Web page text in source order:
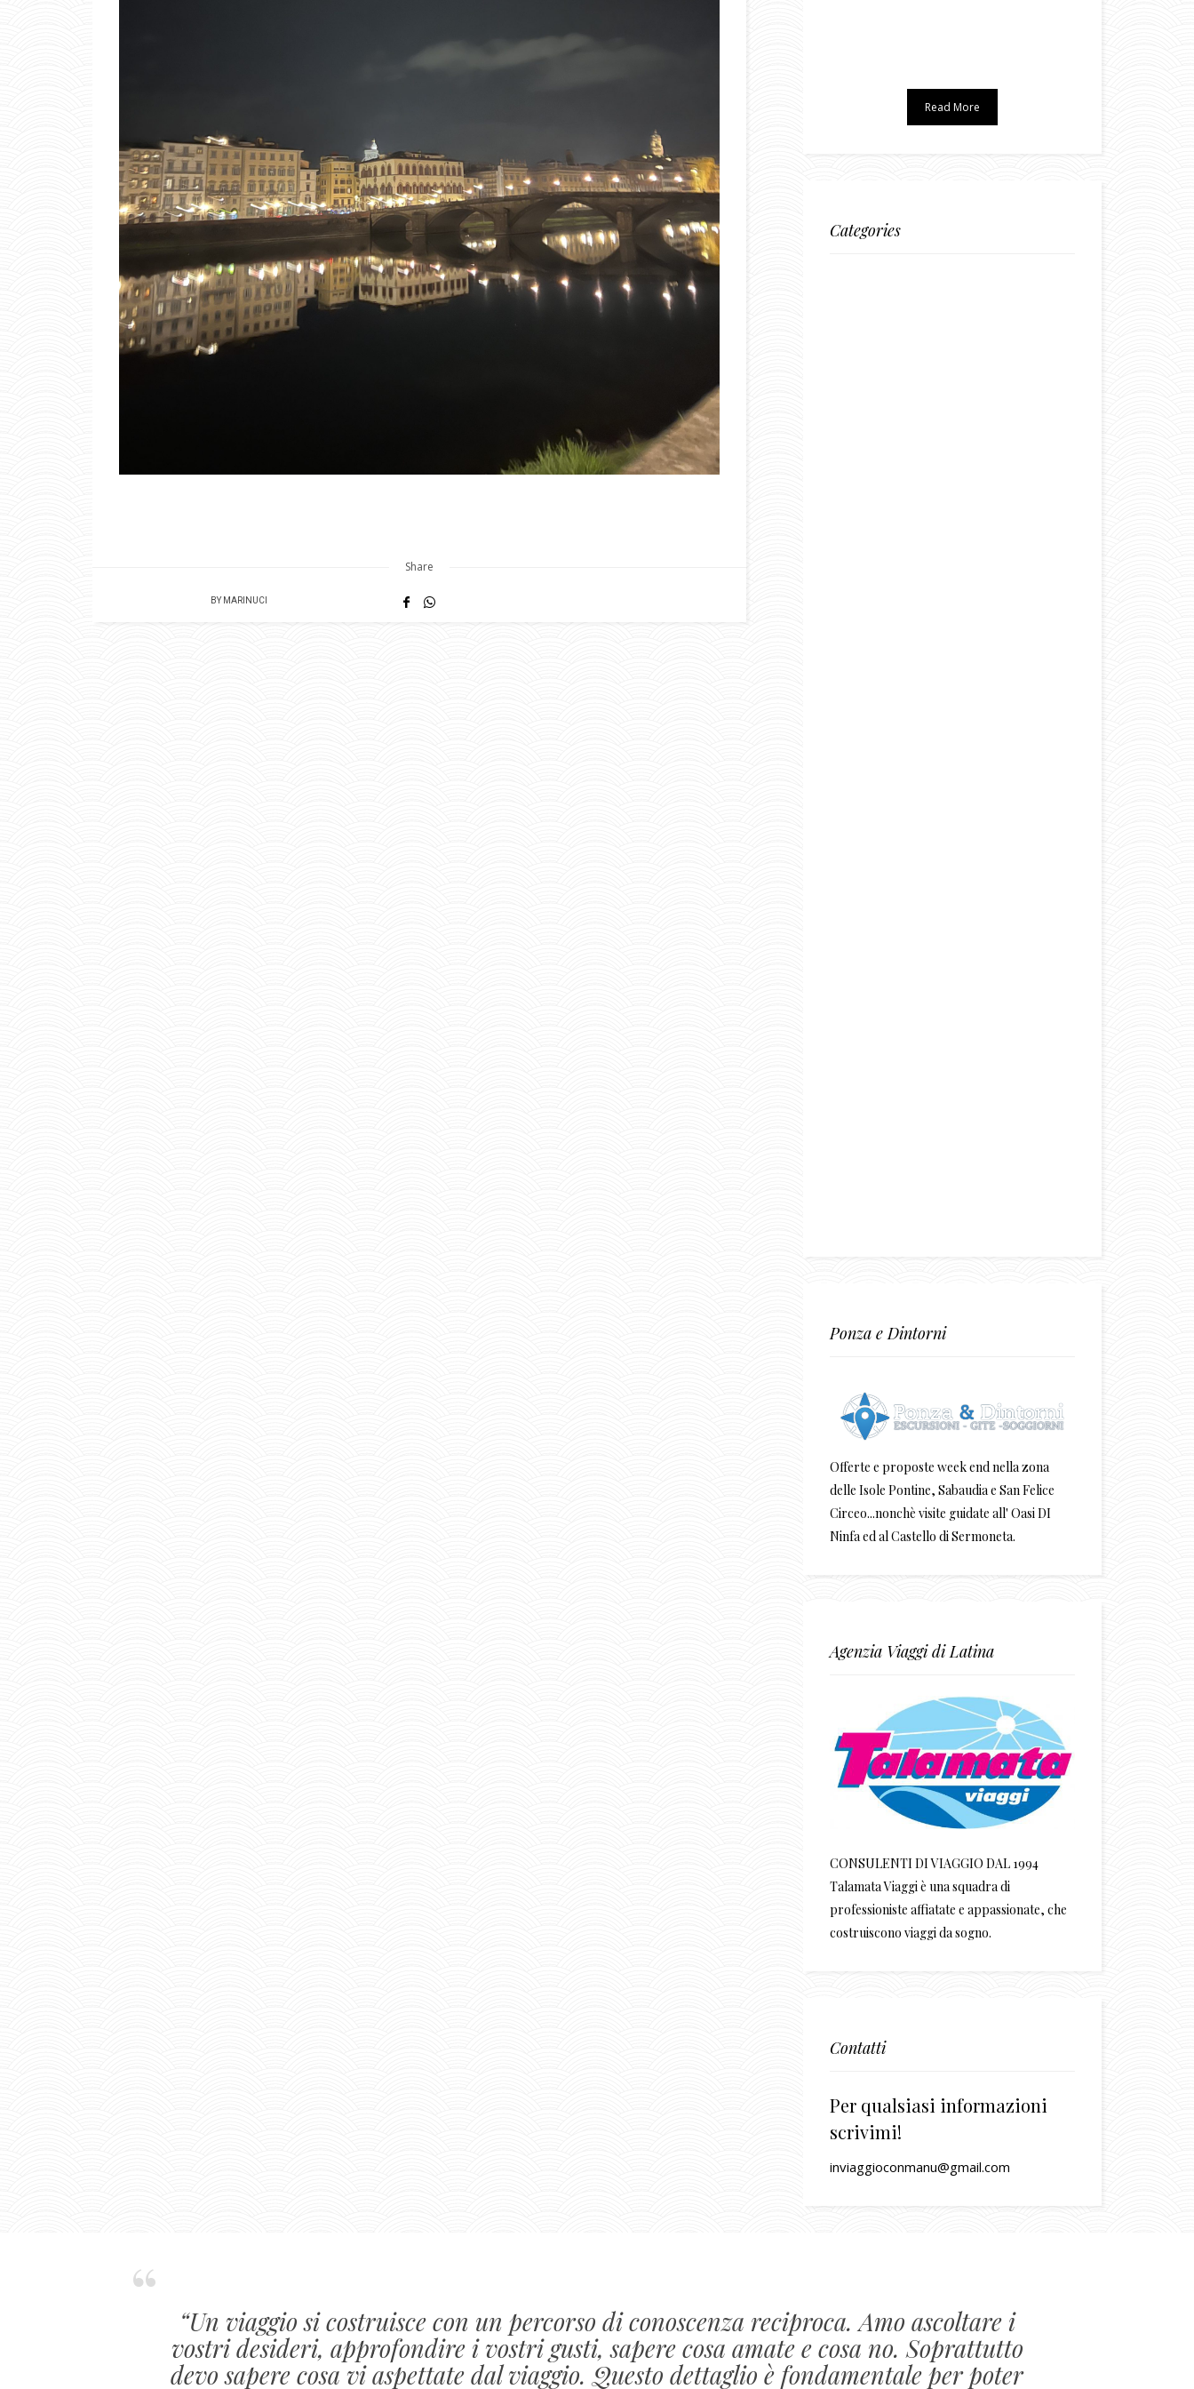
Share
BYMARINUCI
Read More
Categories
Ponza e Dintorni
Offerte e proposte week end nella zona
delle Isole Pontine, Sabaudia e San Felice
Circeo...nonchè visite guidate all' Oasi DI
Ninfa ed al Castello di Sermoneta.
Agenzia Viaggi di Latina
CONSULENTI DI VIAGGIO DAL 1994
Talamata Viaggi è una squadra di
professioniste affiatate e appassionate, che
costruiscono viaggi da sogno.
Contatti
Per qualsiasi informazioni
scrivimi!
inviaggioconmanu@gmail.com
“Un viaggio si costruisce con un percorso di conoscenza reciproca. Amo ascoltare i
vostri desideri, approfondire i vostri gusti, sapere cosa amate e cosa no. Soprattutto
devo sapere cosa vi aspettate dal viaggio. Questo dettaglio è fondamentale per poter